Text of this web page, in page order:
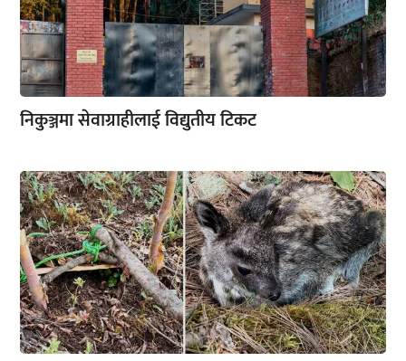
निकुञ्जमा सेवाग्राहीलाई विद्युतीय टिकट